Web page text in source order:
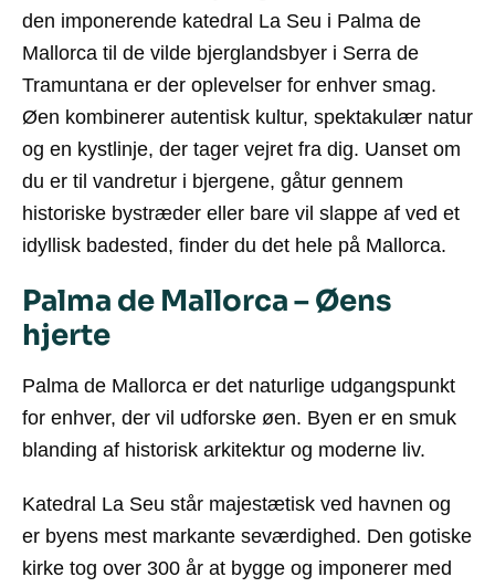
den imponerende katedral La Seu i Palma de
Mallorca til de vilde bjerglandsbyer i Serra de
Tramuntana er der oplevelser for enhver smag.
Øen kombinerer autentisk kultur, spektakulær natur
og en kystlinje, der tager vejret fra dig. Uanset om
du er til vandretur i bjergene, gåtur gennem
historiske bystræder eller bare vil slappe af ved et
idyllisk badested, finder du det hele på Mallorca.
Palma de Mallorca – Øens
hjerte
Palma de Mallorca er det naturlige udgangspunkt
for enhver, der vil udforske øen. Byen er en smuk
blanding af historisk arkitektur og moderne liv.
Katedral La Seu står majestætisk ved havnen og
er byens mest markante seværdighed. Den gotiske
kirke tog over 300 år at bygge og imponerer med